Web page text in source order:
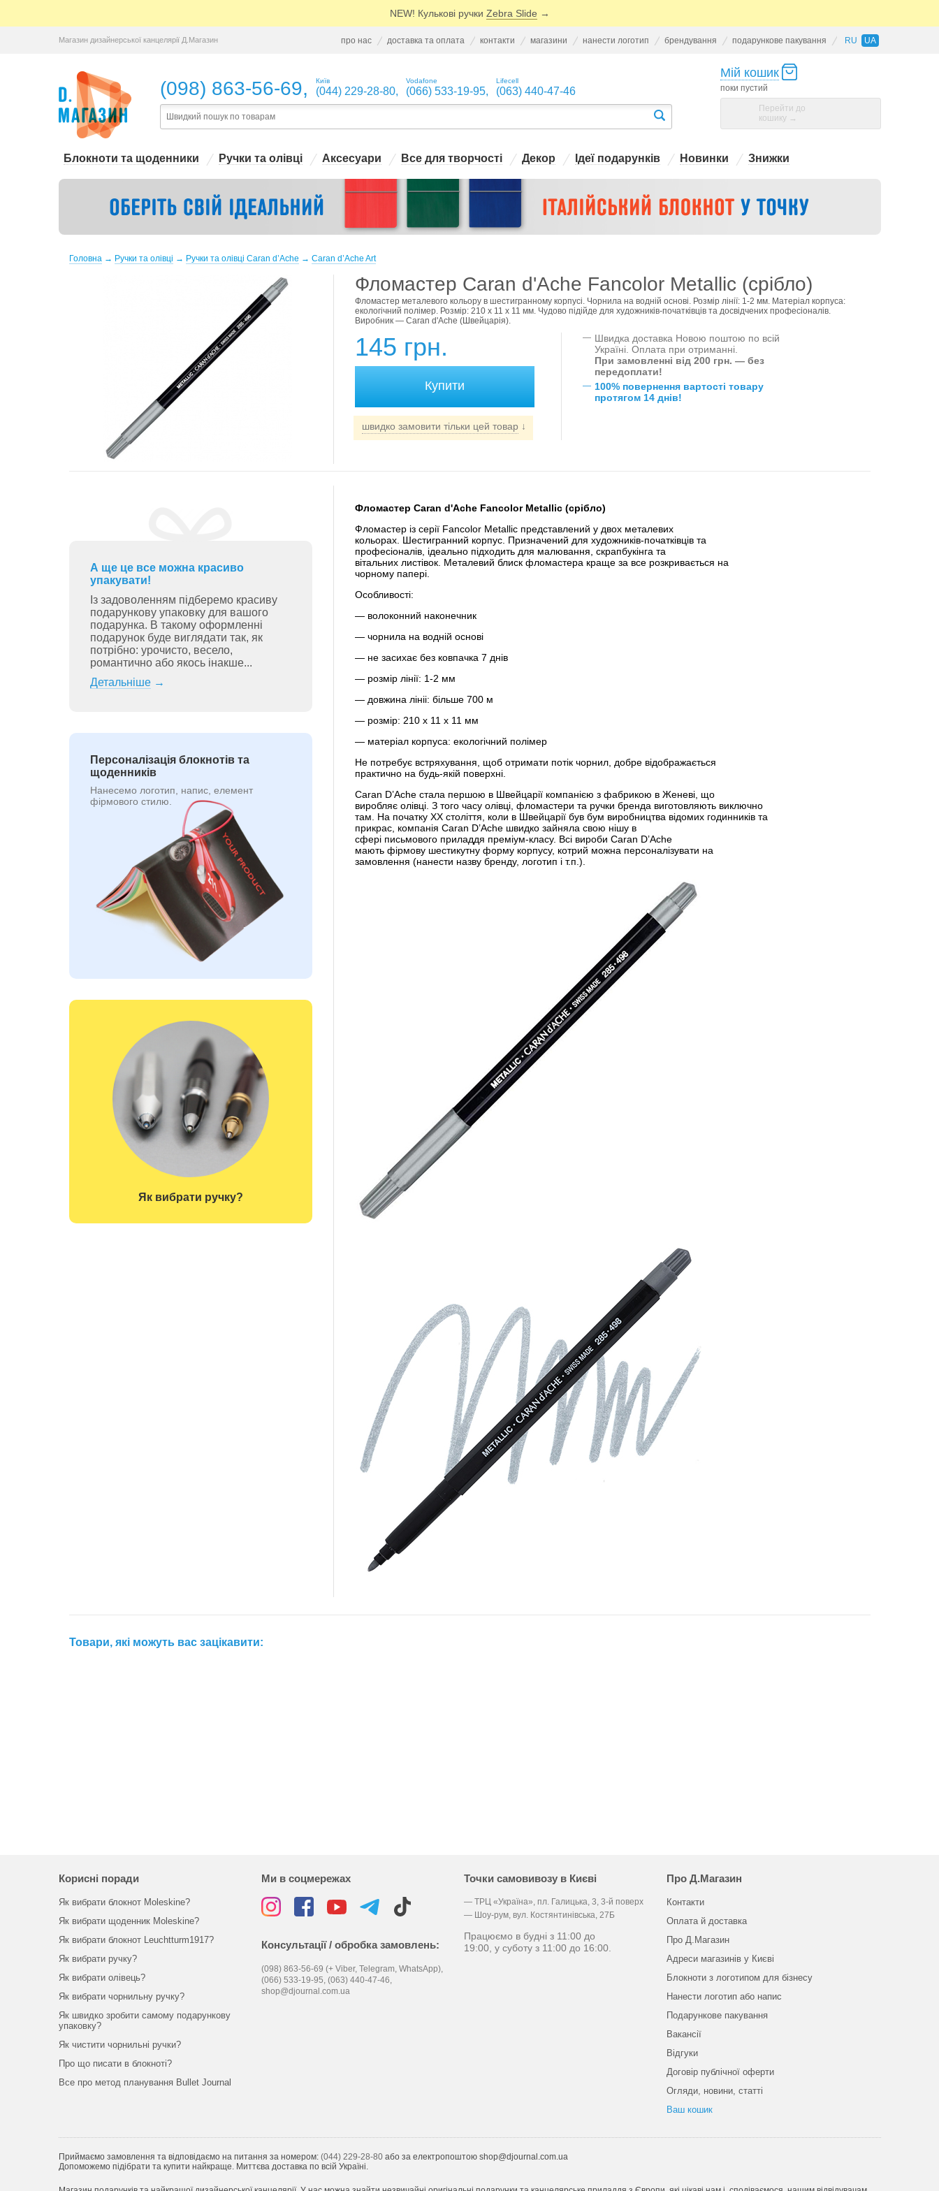
NEW! Кулькові ручки Zebra Slide →
Магазин дизайнерської канцелярії Д.Магазин про нас доставка та оплата контакти магазини нанести логотип брендування подарункове пакування RU UA
(098) 863-56-69, Київ
(044) 229-28-80,
Vodafone
(066) 533-19-95,
Lifecell
(063) 440-47-46
Мій кошик
поки пустий
Перейти до
кошику →
Блокноти та щоденники Ручки та олівці Аксесуари Все для творчості Декор Ідеї подарунків Новинки Знижки
Головна → Ручки та олівці → Ручки та олівці Caran d’Ache → Caran d’Ache Art
Фломастер Caran d'Ache Fancolor Metallic (срібло)
Фломастер металевого кольору в шестигранному корпусі. Чорнила на водній основі. Розмір лінії: 1-2 мм. Матеріал корпуса:
екологічний полімер. Розмір: 210 x 11 x 11 мм. Чудово підійде для художників-початківців та досвідчених професіоналів.
Виробник — Caran d'Ache (Швейцарія).
145 грн.
швидко замовити тільки цей товар↓
— Швидка доставка Новою поштою по всій
Україні. Оплата при отриманні.
При замовленні від 200 грн. — без
передоплати!
— 100% повернення вартості товару
протягом 14 днів!
А ще це все можна красиво
упакувати!
Із задоволенням підберемо красиву
подарункову упаковку для вашого
подарунка. В такому оформленні
подарунок буде виглядати так, як
потрібно: урочисто, весело,
романтично або якось інакше...
Детальніше→
Персоналізація блокнотів та
щоденників
Нанесемо логотип, напис, елемент
фірмового стилю.
Як вибрати ручку?
Фломастер Caran d'Ache Fancolor Metallic (срібло)
Фломастер із серії Fancolor Metallic представлений у двох металевих
кольорах. Шестигранний корпус. Призначений для художників-початківців та
професіоналів, ідеально підходить для малювання, скрапбукінга та
вітальних листівок. Металевий блиск фломастера краще за все розкривається на
чорному папері.
Особливості:
— волоконний наконечник
— чорнила на водній основі
— не засихає без ковпачка 7 днів
— розмір лінії: 1-2 мм
— довжина лініі: більше 700 м
— розмір: 210 x 11 x 11 мм
— матеріал корпуса: екологічний полімер
Не потребує встряхування, щоб отримати потік чорнил, добре відображається
практично на будь-якій поверхні.
Caran D’Ache стала першою в Швейцарії компанією з фабрикою в Женеві, що
виробляє олівці. З того часу олівці, фломастери та ручки бренда виготовляють виключно
там. На початку XX століття, коли в Швейцарії був бум виробництва відомих годинників та
прикрас, компанія Caran D’Ache швидко зайняла свою нішу в
сфері письмового приладдя преміум-класу. Всі вироби Caran D’Ache
мають фірмову шестикутну форму корпусу, котрий можна персоналізувати на
замовлення (нанести назву бренду, логотип і т.п.).
Товари, які можуть вас зацікавити:
Корисні поради
Як вибрати блокнот Moleskine?
Як вибрати щоденник Moleskine?
Як вибрати блокнот Leuchtturm1917?
Як вибрати ручку?
Як вибрати олівець?
Як вибрати чорнильну ручку?
Як швидко зробити самому подарункову
упаковку?
Як чистити чорнильні ручки?
Про що писати в блокноті?
Все про метод планування Bullet Journal
Ми в соцмережах
Консультації / обробка замовлень:
(098) 863-56-69 (+ Viber, Telegram, WhatsApp),
(066) 533-19-95, (063) 440-47-46,
shop@djournal.com.ua
Точки самовивозу в Києві
— ТРЦ «Україна», пл. Галицька, 3, 3-й поверх
— Шоу-рум, вул. Костянтинівська, 27Б
Працюємо в будні з 11:00 до
19:00, у суботу з 11:00 до 16:00.
Про Д.Магазин
Контакти
Оплата й доставка
Про Д.Магазин
Адреси магазинів у Києві
Блокноти з логотипом для бізнесу
Нанести логотип або напис
Подарункове пакування
Вакансії
Відгуки
Договір публічної оферти
Огляди, новини, статті
Ваш кошик
Приймаємо замовлення та відповідаємо на питання за номером: (044) 229-28-80або за електропоштою shop@djournal.com.ua
Допоможемо підібрати та купити найкраще. Миттєва доставка по всій Україні.